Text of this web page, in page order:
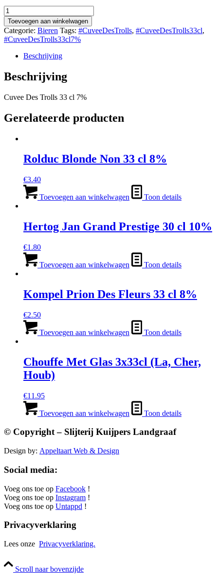
Cuvee
Des
Trolls
33
cl
Toevoegen aan winkelwagen
Categorie: Bieren Tags: #CuveeDesTrolls, #CuveeDesTrolls33cl,
#CuveeDesTrolls33cl7%
Beschrijving
Beschrijving
Cuvee Des Trolls 33 cl 7%
Gerelateerde producten
Rolduc Blonde Non 33 cl 8%
€3.40
Toevoegen aan winkelwagen Toon details
Hertog Jan Grand Prestige 30 cl 10%
€1.80
Toevoegen aan winkelwagen Toon details
Kompel Prion Des Fleurs 33 cl 8%
€2.50
Toevoegen aan winkelwagen Toon details
Chouffe Met Glas 3x33cl (La, Cher,
Houb)
€11.95
Toevoegen aan winkelwagen Toon details
© Copyright – Slijterij Kuijpers Landgraaf
Design by: Appeltaart Web & Design
Social media:
Voeg ons toe op Facebook !
Voeg ons toe op Instagram !
Voeg ons toe op Untappd !
Privacyverklaring
Lees onze Privacyverklaring.
Scroll naar bovenzijde